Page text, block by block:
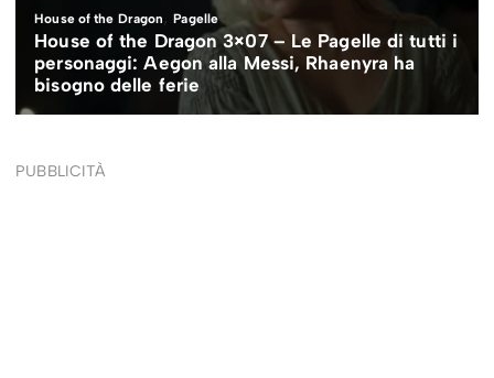
PUBBLICITÀ